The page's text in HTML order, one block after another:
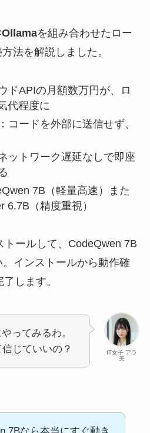
を組み合わせたロー
法を解説しました。
ドAPIの月額数万円が、ロ
代程度に
コードを外部に送信せず、
ットワーク遅延なしで即座
7B（軽量高速）また
6.7B（精度重視）
トールして、CodeQwen 7B
インストールから動作確
します。
IT女子 アラ
美
ってみるわ。
じていいの？